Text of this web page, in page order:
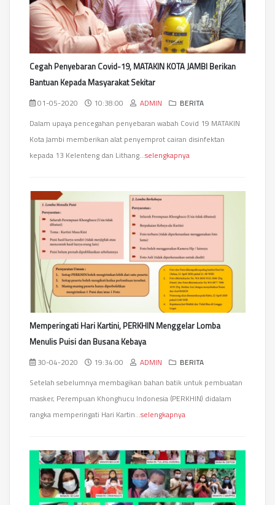
Cegah Penyebaran Covid-19, MATAKIN KOTA JAMBI Berikan
Bantuan Kepada Masyarakat Sekitar
01-05-2020 10:38:00 ADMIN
BERITA
Dalam upaya pencegahan penyebaran wabah Covid 19 MATAKIN
Kota Jambi memberikan alat penyemprot cairan disinfektan
kepada 13 Kelenteng dan Lithang...selengkapnya
Memperingati Hari Kartini, PERKHIN Menggelar Lomba
Menulis Puisi dan Busana Kebaya
30-04-2020 19:34:00 ADMIN
BERITA
Setelah sebelumnya membagikan bahan batik untuk pembuatan
masker, Perempuan Khonghucu Indonesia (PERKHIN) didalam
rangka memperingati Hari Kartin...selengkapnya